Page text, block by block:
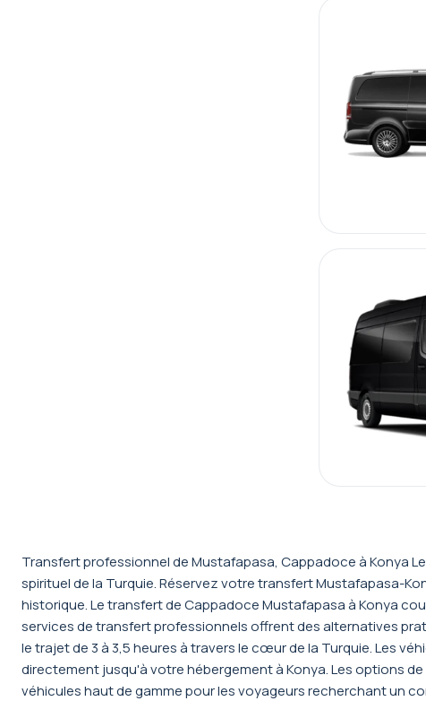
Transfert professionnel de Mustafapasa, Cappadoce à Konya
spirituel de la Turquie. Réservez votre transfert Mustafapasa-
historique. Le transfert de Cappadoce Mustafapasa à Konya
services de transfert professionnels offrent des alternatives
le trajet de 3 à 3,5 heures à travers le cœur de la Turquie. Les
directement jusqu'à votre hébergement à Konya. Les options
véhicules haut de gamme pour les voyageurs recherchant un